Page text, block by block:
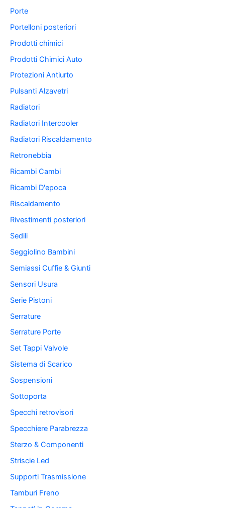
Porte
Portelloni posteriori
Prodotti chimici
Prodotti Chimici Auto
Protezioni Antiurto
Pulsanti Alzavetri
Radiatori
Radiatori Intercooler
Radiatori Riscaldamento
Retronebbia
Ricambi Cambi
Ricambi D'epoca
Riscaldamento
Rivestimenti posteriori
Sedili
Seggiolino Bambini
Semiassi Cuffie & Giunti
Sensori Usura
Serie Pistoni
Serrature
Serrature Porte
Set Tappi Valvole
Sistema di Scarico
Sospensioni
Sottoporta
Specchi retrovisori
Specchiere Parabrezza
Sterzo & Componenti
Striscie Led
Supporti Trasmissione
Tamburi Freno